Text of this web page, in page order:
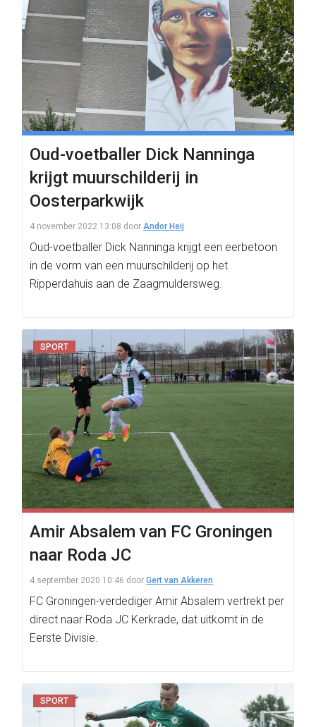
Oud-voetballer Dick Nanninga
krijgt muurschilderij in
Oosterparkwijk
4 november 2022 13:08 door Andor Heij
Oud-voetballer Dick Nanninga krijgt een eerbetoon
in de vorm van een muurschilderij op het
Ripperdahuis aan de Zaagmuldersweg.
SPORT
Amir Absalem van FC Groningen
naar Roda JC
4 september 2020 10:46 door Gert van Akkeren
FC Groningen-verdediger Amir Absalem vertrekt per
direct naar Roda JC Kerkrade, dat uitkomt in de
Eerste Divisie.
SPORT